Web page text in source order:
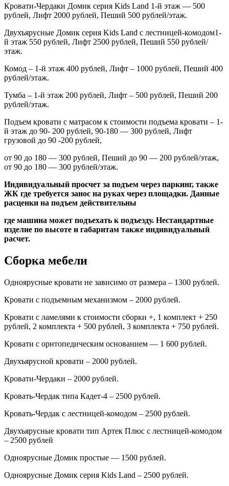
Кровати-Чердаки Домик серия Kids Land 1-й этаж — 500
рублей, Лифт 2000 рублей, Пеший 500 рублей/этаж.
Двухъярусные Домик серия Kids Land с лестницей-комодом1-
й этаж 550 рублей, Лифт 2500 рублей, Пеший 550 рублей/
этаж.
Комод – 1-й этаж 400 рублей, Лифт – 1000 рублей, Пеший 400
рублей/этаж.
Тумба – 1-й этаж 200 рублей, Лифт – 500 рублей, Пеший 200
рублей/этаж.
Подъем кровати с матрасом к стоимости подъема кровати – 1-
й этаж до 90- 200 рублей, 90-180 — 300 рублей, Лифт
грузовой до 90 -200 рублей,
от 90 до 180 — 300 рублей, Пеший до 90 — 200 рублей/этаж,
от 90 до 180 — 300 рублей/этаж.
Индивидуальный просчет за подъем через паркинг, также
ЖК где требуется занос на руках через площадки. Данные
расценки на подъем действительны
где машина может подъехать к подъезду. Нестандартные
изделие по высоте и габаритам также индивидуальный
расчет.
Сборка мебели
Одноярусные кровати не зависимо от размера – 1300 рублей.
Кровати с подъемным механизмом – 2000 рублей.
Кровати с ламелями к стоимости сборки +, 1 комплект + 250
рублей, 2 комплекта + 500 рублей, 3 комплекта + 750 рублей.
Кровати с орнтопедическим основанием — 1 600 рублей.
Двухъярусной кровати – 2000 рублей.
Кровати-Чердаки – 2000 рублей.
Кровать-Чердак типа Кадет-4 – 2500 рублей.
Кровать-Чердак с лестницей-комодом – 2500 рублей.
Двухъярусные кровати тип Артек Плюс с лестницей-комодом
– 2500 рублей
Одноярусные Домик простые — 1500 рублей.
Одноярусные Домик серия Kids Land – 2500 рублей.